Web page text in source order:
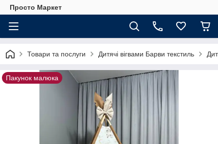
Просто Маркет
Товари та послуги Дитячі вігвами Барви текстиль
Пакунок малюка